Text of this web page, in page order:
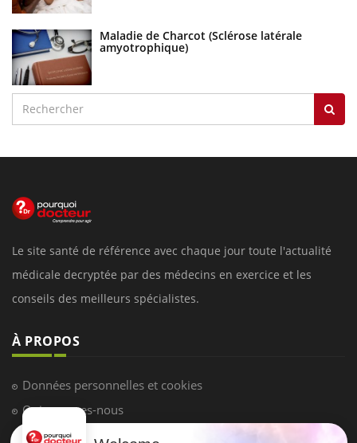
Maladie de Charcot (Sclérose latérale
amyotrophique)
Le site santé de référence avec chaque jour toute l'actualité
médicale decryptée par des médecins en exercice et les
conseils des meilleurs spécialistes.
À PROPOS
Données personnelles et cookies
Qui sommes-nous
Conditions d'utilisation